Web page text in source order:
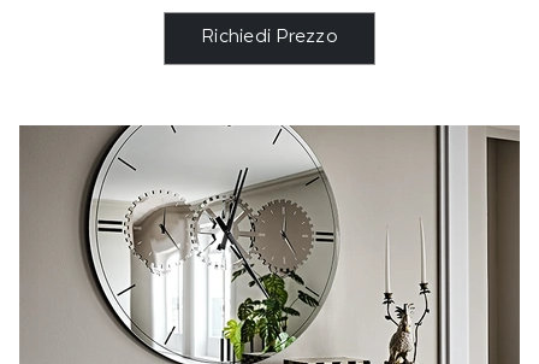
Richiedi Prezzo